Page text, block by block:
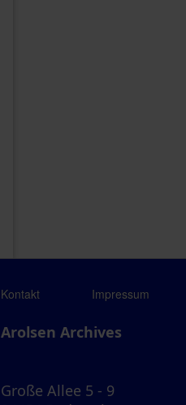
Kontakt Impressum
Arolsen Archives
Große Allee 5 - 9